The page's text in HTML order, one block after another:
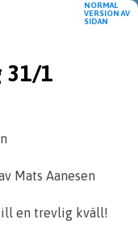
NORMAL
VERSION AV
SIDAN
31/1
Mats Aanesen
en trevlig kväll!